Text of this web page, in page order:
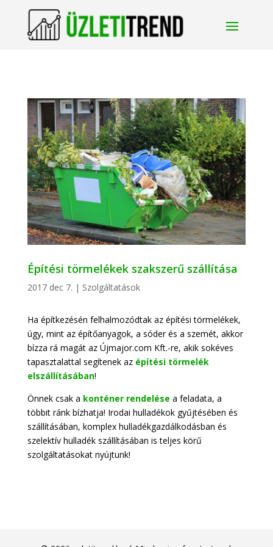
Építési törmelékek szakszerű szállítása
2017 dec 7. | Szolgáltatások
Ha építkezésén felhalmozódtak az építési törmelékek,
úgy, mint az építőanyagok, a sóder és a szemét, akkor
bízza rá magát az Újmajor.com Kft.-re, akik sokéves
tapasztalattal segítenek az építési törmelék
elszállításában!
Önnek csak a konténer rendelése a feladata, a
többit ránk bízhatja! Irodai hulladékok gyűjtésében és
szállításában, komplex hulladékgazdálkodásban és
szelektív hulladék szállításában is teljes körű
szolgáltatásokat nyújtunk!